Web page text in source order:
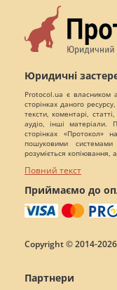
Юридичні
Protocol.ua є власником
сторінках даного
тексти, коментарі,
аудіо, інші матеріали.
сторінках «Протокол»
пошуковими
розуміється копіювання,
Повний текст
Приймаємо до
Copyright © 2014-
Партнери